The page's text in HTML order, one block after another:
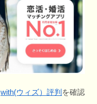
with(ウィズ）評判 を確認